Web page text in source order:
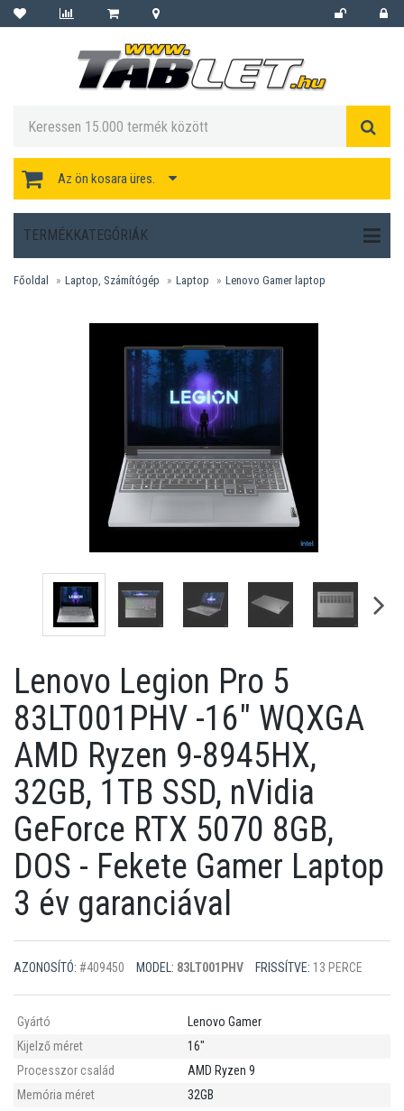
Az ön kosara üres.
TERMÉKKATEGÓRIÁK
Főoldal Laptop, Számítógép Laptop Lenovo Gamer laptop
Lenovo Legion Pro 5
83LT001PHV -16" WQXGA
AMD Ryzen 9-8945HX,
32GB, 1TB SSD, nVidia
GeForce RTX 5070 8GB,
DOS - Fekete Gamer Laptop
3 év garanciával
AZONOSÍTÓ: #409450 MODEL: 83LT001PHV FRISSÍTVE: 13 PERCE
Gyártó
Lenovo Gamer
Kijelző méret
16"
Processzor család
AMD Ryzen 9
Memória méret
32GB